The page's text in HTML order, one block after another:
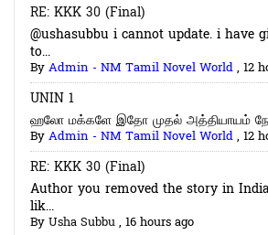
RE: KKK 30 (Final)
@ushasubbu i cannot update. i have
to...
ByAdmin - NM Tamil Novel World, 12
UNIN 1
ஹலோ மக்களே இதோ முதல் அத்தியாயம்
ByAdmin - NM Tamil Novel World, 12
RE: KKK 30 (Final)
Author you removed the story in
lik...
ByUsha Subbu, 16 hours ago